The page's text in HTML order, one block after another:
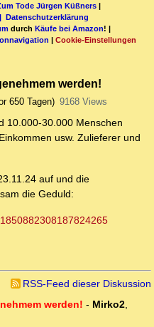
Tode Jürgen Küßners |
Datenschutzerklärung
durch Käufe bei Amazon! |
| Cookie-Einstellungen
werden!
650 Tagen) 9168 Views
10.000-30.000 Menschen
usw. Zulieferer und
auf und die
die Geduld:
RSS-Feed dieser Diskussion
werden! - Mirko2,